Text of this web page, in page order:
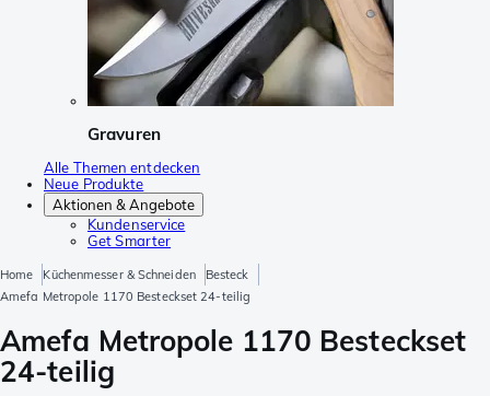
Gravuren
Alle Themen entdecken
Neue Produkte
Aktionen & Angebote
Kundenservice
Get Smarter
Home Küchenmesser & Schneiden
Besteck
Amefa Metropole 1170 Besteckset 24-teilig
Amefa Metropole 1170 Besteckset
24-teilig